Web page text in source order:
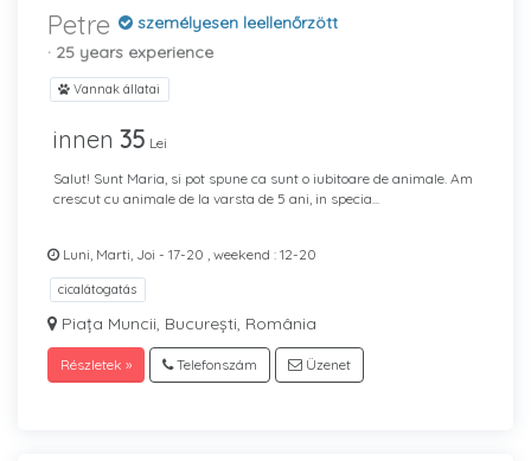
Petre
személyesen leellenőrzött
· 25 years experience
Vannak állatai
innen 35 Lei
Salut! Sunt Maria, si pot spune ca sunt o iubitoare de animale. Am
crescut cu animale de la varsta de 5 ani, in specia...
Luni, Marti, Joi - 17-20 , weekend : 12-20
cicalátogatás
Piața Muncii, București, România
Részletek » Telefonszám Üzenet